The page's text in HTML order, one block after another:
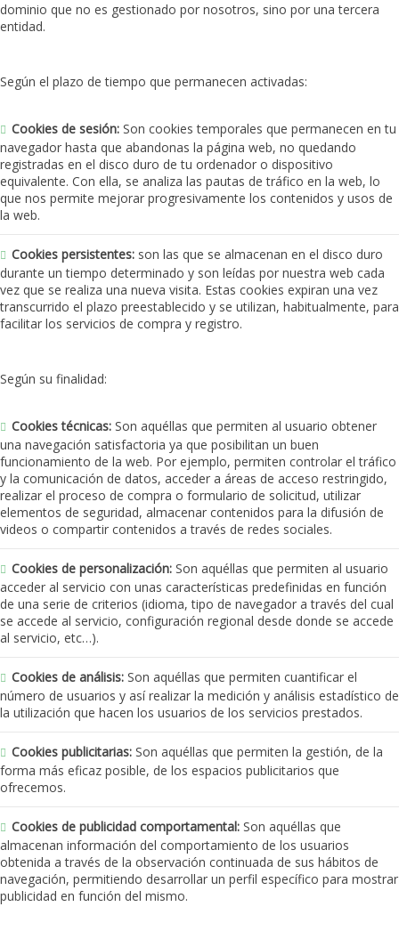
dominio que no es gestionado por nosotros, sino por una tercera
entidad.
Según el plazo de tiempo que permanecen activadas:
Cookies de sesión: Son cookies temporales que permanecen en tu
navegador hasta que abandonas la página web, no quedando
registradas en el disco duro de tu ordenador o dispositivo
equivalente. Con ella, se analiza las pautas de tráfico en la web, lo
que nos permite mejorar progresivamente los contenidos y usos de
la web.
Cookies persistentes: son las que se almacenan en el disco duro
durante un tiempo determinado y son leídas por nuestra web cada
vez que se realiza una nueva visita. Estas cookies expiran una vez
transcurrido el plazo preestablecido y se utilizan, habitualmente, para
facilitar los servicios de compra y registro.
Según su finalidad:
Cookies técnicas: Son aquéllas que permiten al usuario obtener
una navegación satisfactoria ya que posibilitan un buen
funcionamiento de la web. Por ejemplo, permiten controlar el tráfico
y la comunicación de datos, acceder a áreas de acceso restringido,
realizar el proceso de compra o formulario de solicitud, utilizar
elementos de seguridad, almacenar contenidos para la difusión de
videos o compartir contenidos a través de redes sociales.
Cookies de personalización: Son aquéllas que permiten al usuario
acceder al servicio con unas características predefinidas en función
de una serie de criterios (idioma, tipo de navegador a través del cual
se accede al servicio, configuración regional desde donde se accede
al servicio, etc…).
Cookies de análisis: Son aquéllas que permiten cuantificar el
número de usuarios y así realizar la medición y análisis estadístico de
la utilización que hacen los usuarios de los servicios prestados.
Cookies publicitarias: Son aquéllas que permiten la gestión, de la
forma más eficaz posible, de los espacios publicitarios que
ofrecemos.
Cookies de publicidad comportamental: Son aquéllas que
almacenan información del comportamiento de los usuarios
obtenida a través de la observación continuada de sus hábitos de
navegación, permitiendo desarrollar un perfil específico para mostrar
publicidad en función del mismo.